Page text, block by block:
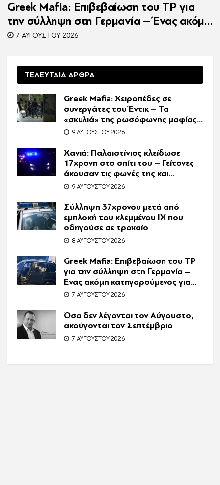
Greek Mafia: Επιβεβαίωση τoυ ΤP για
την σύλληψη στη Γερμανία – Ένας ακόμη
κατηγορούμενος για τον θάνατο του
7 ΑΥΓΟΎΣΤΟΥ 2026
ΤΕΛΕΥΤΑΙΑ ΑΡΘΡΑ
Greek Mafia: Χειροπέδες σε
συνεργάτες του Έντικ – Τα
«σκυλιά» της ρωσόφωνης μαφίας,
οι εκβιασμοί και το υπερπολυτελές
9 ΑΥΓΟΎΣΤΟΥ 2026
Χανιά: Παλαιστίνιος κλείδωσε
17χρονη στο σπίτι του – Γείτονες
άκουσαν τις φωνές της και
κάλεσαν την Αστυνομία
9 ΑΥΓΟΎΣΤΟΥ 2026
Σύλληψη 37χρονου μετά από
εμπλοκή του κλεμμένου ΙΧ που
οδηγούσε σε τροχαίο
8 ΑΥΓΟΎΣΤΟΥ 2026
Greek Mafia: Επιβεβαίωση τoυ ΤP
για την σύλληψη στη Γερμανία –
Ένας ακόμη κατηγορούμενος για
τον θάνατο του Ζαμπούνη
7 ΑΥΓΟΎΣΤΟΥ 2026
Όσα δεν λέγονται τον Αύγουστο,
ακούγονται τον Σεπτέμβριο
7 ΑΥΓΟΎΣΤΟΥ 2026